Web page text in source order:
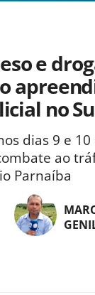
e
no
dias 9 e
ao
Parnaíba